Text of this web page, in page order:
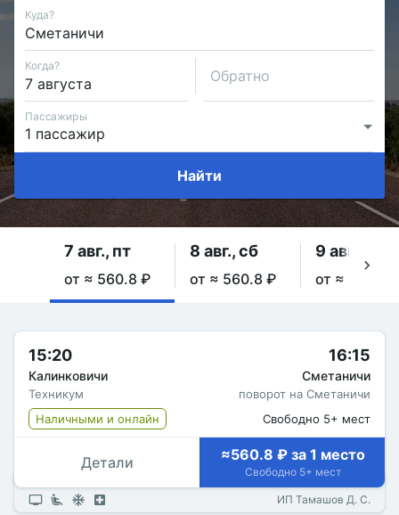
Куда?
Когда?
Обратно
Пассажиры
Найти
7 авг., пт
от ≈ 560.8 ₽
8 авг., сб
от ≈ 560.8 ₽
9 авг., вс
от ≈ 560.8
15:20
Калинковичи
Техникум
16:15
Сметаничи
поворот на Сметаничи
Наличными и онлайн
Свободно 5+ мест
Детали ≈560.8 ₽ за 1 место
Свободно 5+ мест
ИП Тамашов Д. С.